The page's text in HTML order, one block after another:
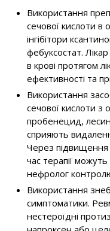
Використання
сечової кислоти в
інгібітори
фебуксостат.
в крові протягом
ефективності та
Використання
сечової кислоти з
пробенецид,
сприяють
Через підвищення
час терапії
нефролог
Використання
симптоматики.
нестероїдні